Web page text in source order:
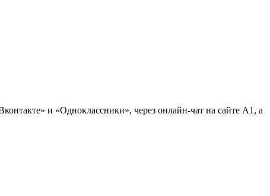
и «Одноклассники», через онлайн-чат на сайте А1, а